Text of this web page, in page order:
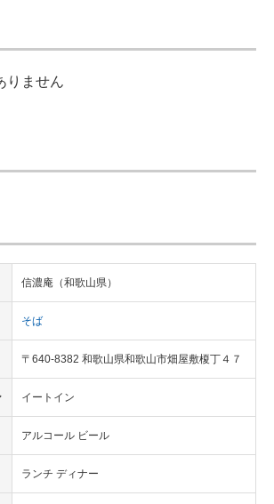
用
ットの話題
りません
信濃庵（和歌山県）
そば
〒640-8382 和歌山県和歌山市畑屋敷榎丁４７
イートイン
アルコール ビール
ランチ ディナー